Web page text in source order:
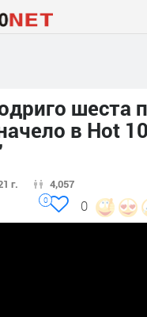
шеста
в Hot
г. 4,057
0
0